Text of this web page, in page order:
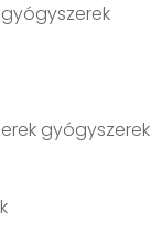
gyógyszerek